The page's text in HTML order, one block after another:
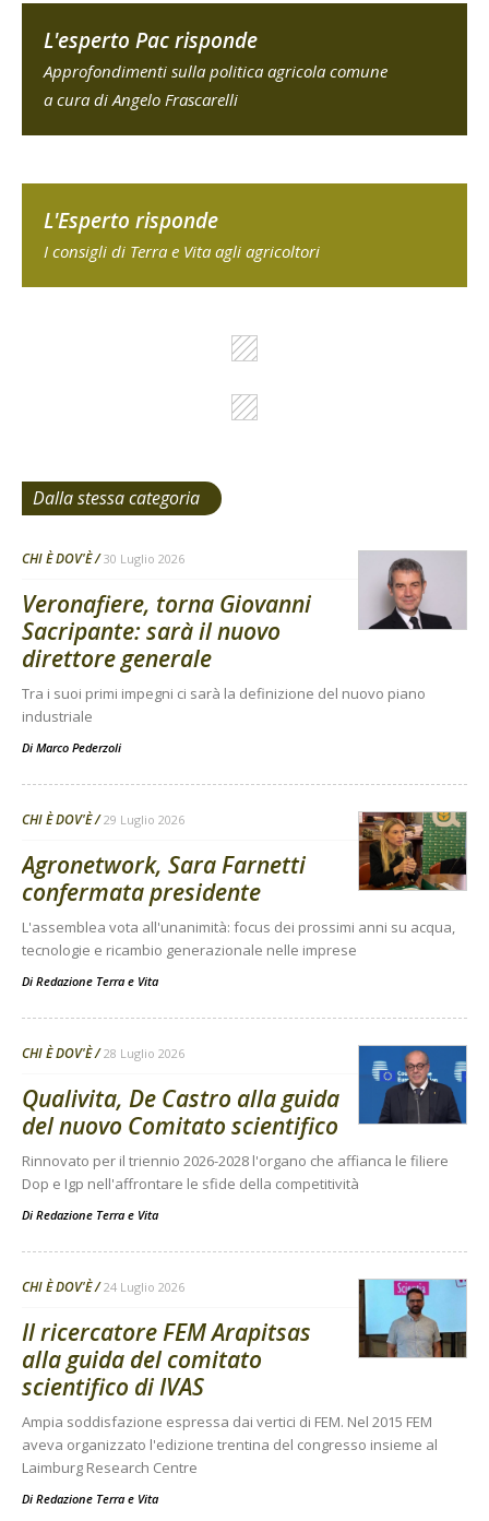
L'esperto Pac risponde
Approfondimenti sulla politica agricola comune
a cura di Angelo Frascarelli
L'Esperto risponde
I consigli di Terra e Vita agli agricoltori
Dalla stessa categoria
CHI È DOV'È 30 Luglio 2026
Veronafiere, torna Giovanni
Sacripante: sarà il nuovo
direttore generale
Tra i suoi primi impegni ci sarà la definizione del nuovo piano
industriale
Di Marco Pederzoli
CHI È DOV'È 29 Luglio 2026
Agronetwork, Sara Farnetti
confermata presidente
L'assemblea vota all'unanimità: focus dei prossimi anni su acqua,
tecnologie e ricambio generazionale nelle imprese
Di Redazione Terra e Vita
CHI È DOV'È 28 Luglio 2026
Qualivita, De Castro alla guida
del nuovo Comitato scientifico
Rinnovato per il triennio 2026-2028 l'organo che affianca le filiere
Dop e Igp nell'affrontare le sfide della competitività
Di Redazione Terra e Vita
CHI È DOV'È 24 Luglio 2026
Il ricercatore FEM Arapitsas
alla guida del comitato
scientifico di IVAS
Ampia soddisfazione espressa dai vertici di FEM. Nel 2015 FEM
aveva organizzato l'edizione trentina del congresso insieme al
Laimburg Research Centre
Di Redazione Terra e Vita